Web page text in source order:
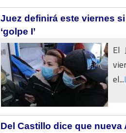
Juez definirá este viernes
‘golpe I’
El
el...
Del Castillo dice que